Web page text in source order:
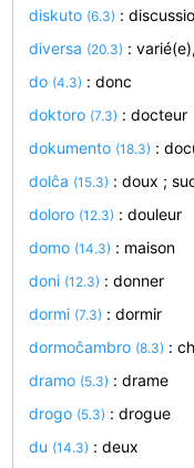
diskuto (6.3) :
diversa (20.3) :
do (4.3) : donc
doktoro (7.3) : docteur
dokumento (18.3) :
dolĉa (15.3) : doux ;
doloro (12.3) : douleur
domo (14.3) : maison
doni (12.3) : donner
dormi (7.3) : dormir
dormoĉambro (8.3) :
dramo (5.3) : drame
drogo (5.3) : drogue
du (14.3) : deux